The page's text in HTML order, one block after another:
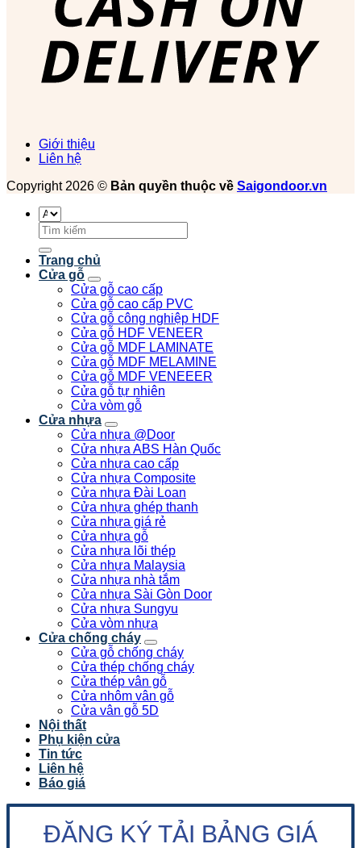
Giới thiệu
Liên hệ
Copyright 2026 © Bản quyền thuộc về Saigondoor.vn
Tìm
kiếm:
Trang chủ
Cửa gỗ
Cửa gỗ cao cấp
Cửa gỗ cao cấp PVC
Cửa gỗ công nghiệp HDF
Cửa gỗ HDF VENEER
Cửa gỗ MDF LAMINATE
Cửa gỗ MDF MELAMINE
Cửa gỗ MDF VENEEER
Cửa gỗ tự nhiên
Cửa vòm gỗ
Cửa nhựa
Cửa nhựa @Door
Cửa nhựa ABS Hàn Quốc
Cửa nhựa cao cấp
Cửa nhựa Composite
Cửa nhựa Đài Loan
Cửa nhựa ghép thanh
Cửa nhựa giá rẻ
Cửa nhựa gỗ
Cửa nhựa lõi thép
Cửa nhựa Malaysia
Cửa nhựa nhà tắm
Cửa nhựa Sài Gòn Door
Cửa nhựa Sungyu
Cửa vòm nhựa
Cửa chống cháy
Cửa gỗ chống cháy
Cửa thép chống cháy
Cửa thép vân gỗ
Cửa nhôm vân gỗ
Cửa vân gỗ 5D
Nội thất
Phụ kiện cửa
Tin tức
Liên hệ
Báo giá
ĐĂNG KÝ TẢI BẢNG GIÁ